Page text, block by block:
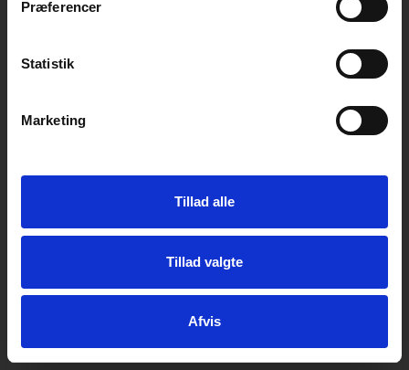
Præferencer
Statistik
Marketing
Tillad alle
Tillad valgte
Afvis
Email-
Her kan du tilmelde dig vores nyhedsbrev og få en e-mail når
vi har spændende nyt, og gode tilbud til dig der er i vores
Du kan til enhver tid melde dig fra igen.
Din mailadresse bliver hos os.
Informationer